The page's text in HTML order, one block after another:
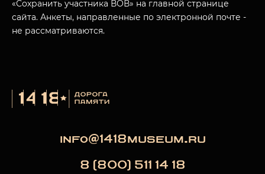
«Сохранить участника ВОВ» на главной странице
сайта. Анкеты, направленные по электронной почте -
не рассматриваются.
info@1418museum.ru
8 (800) 511 14 18